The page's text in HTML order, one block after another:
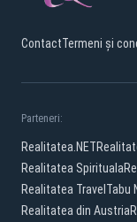
ContactTermeni și
Parteneri:
Realitatea.NET
Realitatea Spirituala
Realitatea Travel Tabu
Realitatea din Austria